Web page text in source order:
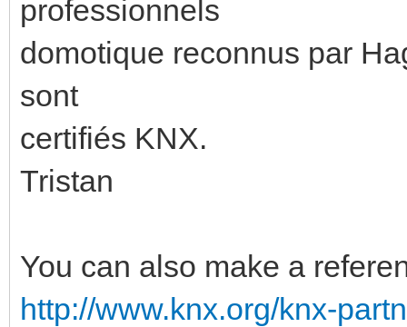
professionnels
domotique reconnus par
sont
certifiés KNX.
Tristan
You can also make a
http://www.knx.org/knx-